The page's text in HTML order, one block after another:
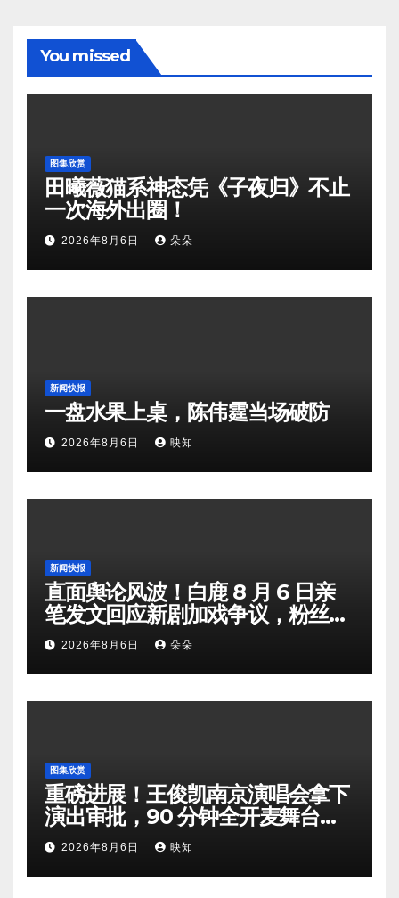
You missed
图集欣赏
田曦薇猫系神态凭《子夜归》不止
一次海外出圈！
2026年8月6日 朵朵
新闻快报
一盘水果上桌，陈伟霆当场破防
2026年8月6日 映知
新闻快报
直面舆论风波！白鹿 8 月 6 日亲
笔发文回应新剧加戏争议，粉丝剧
组矛盾暗流涌动
2026年8月6日 朵朵
图集欣赏
重磅进展！王俊凯南京演唱会拿下
演出审批，90 分钟全开麦舞台即
将奔赴南京
2026年8月6日 映知